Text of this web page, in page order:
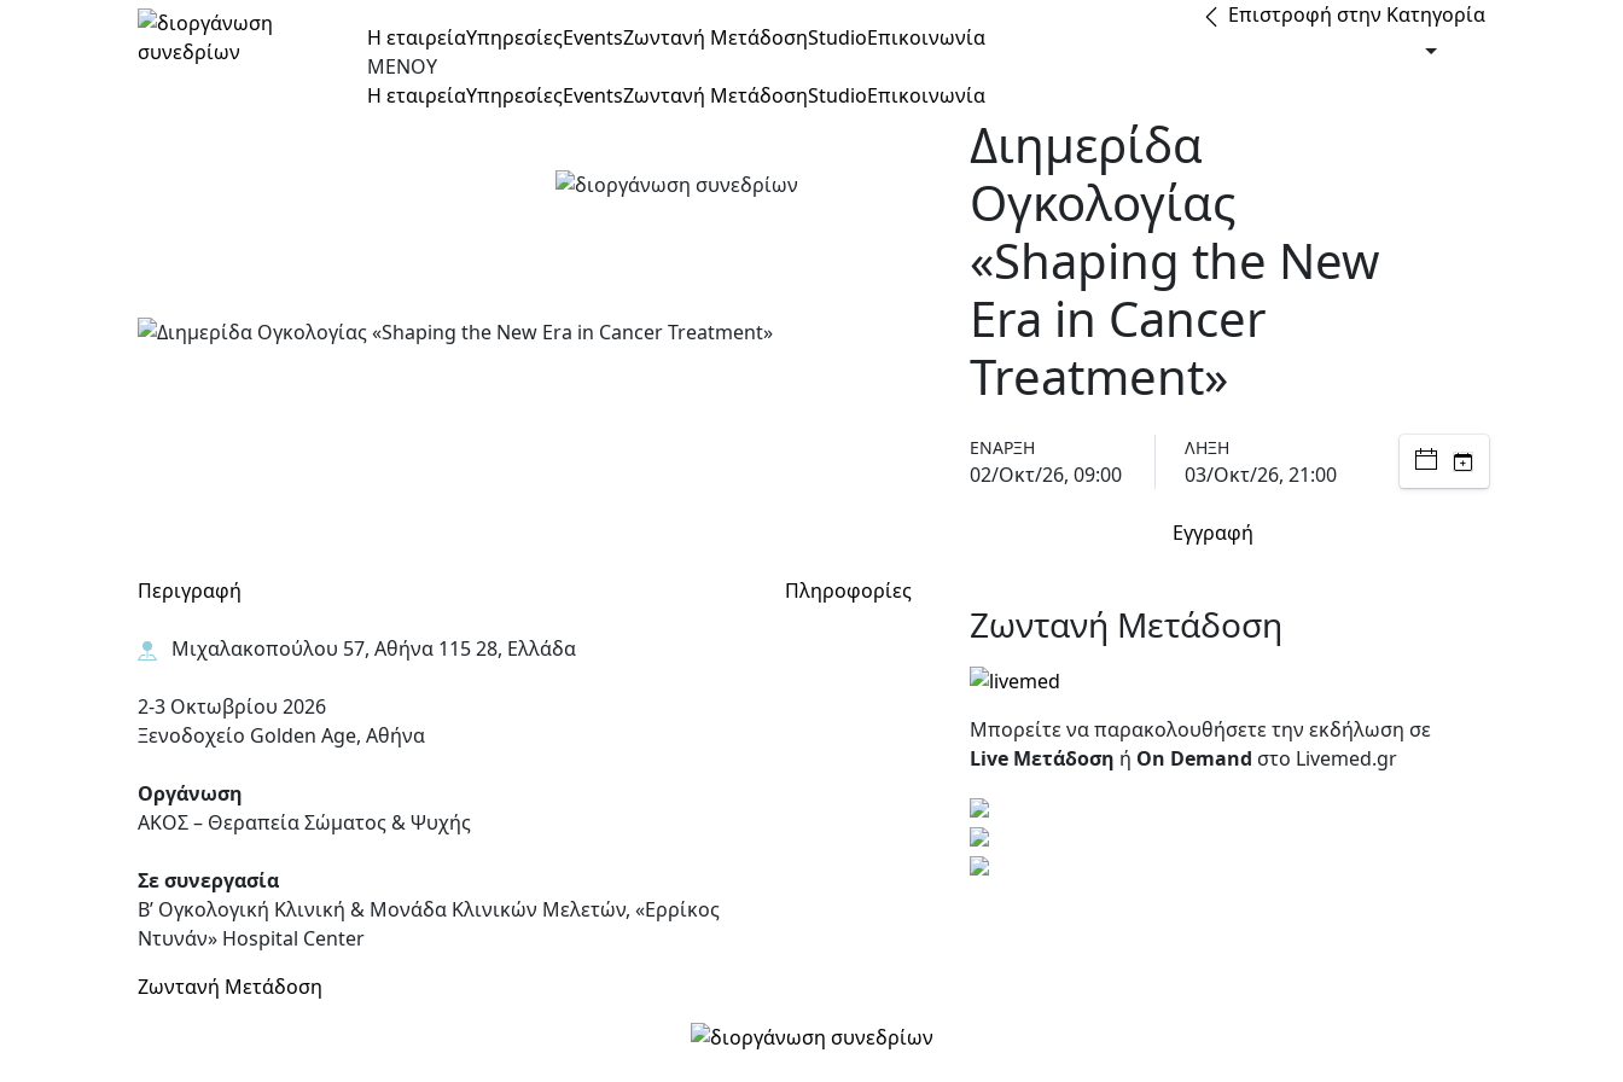
Η εταιρείαΥπηρεσίεςEventsΖωντανή ΜετάδοσηStudioΕπικοινωνία
ΜΕΝΟΥ
Η εταιρείαΥπηρεσίεςEventsΖωντανή ΜετάδοσηStudioΕπικοινωνία
Επιστροφή στην Κατηγορία
Διημερίδα
Ογκολογίας
«Shaping the New
Era in Cancer
Treatment»
ΈΝΑΡΞΗ
02/Οκτ/26, 09:00
ΛΉΞΗ
03/Οκτ/26, 21:00
Εγγραφή
Περιγραφή Πληροφορίες
Μιχαλακοπούλου 57, Αθήνα 115 28, Ελλάδα
2-3 Οκτωβρίου 2026
Ξενοδοχείο Golden Age, Αθήνα
Οργάνωση
ΑΚΟΣ – Θεραπεία Σώματος & Ψυχής
Σε συνεργασία
Β’ Ογκολογική Κλινική & Μονάδα Κλινικών Μελετών, «Ερρίκος
Ντυνάν» Hospital Center
Ζωντανή Μετάδοση
Ζωντανή Μετάδοση
Μπορείτε να παρακολουθήσετε την εκδήλωση σε
Live Mετάδοση ή On Demand στο Livemed.gr